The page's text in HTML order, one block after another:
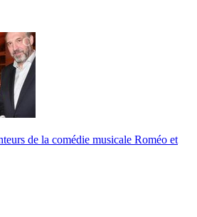
de la comédie musicale Roméo et